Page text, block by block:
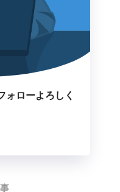
ォローよろしく